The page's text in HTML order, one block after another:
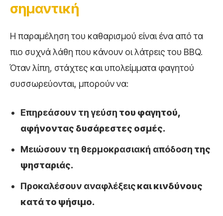
σημαντική
Η παραμέληση του καθαρισμού είναι ένα από τα
πιο συχνά λάθη που κάνουν οι λάτρεις του BBQ.
Όταν λίπη, στάχτες και υπολείμματα φαγητού
συσσωρεύονται, μπορούν να:
Επηρεάσουν τη γεύση του φαγητού,
αφήνοντας δυσάρεστες οσμές.
Μειώσουν τη θερμοκρασιακή απόδοση της
ψησταριάς.
Προκαλέσουν αναφλέξειςκαι κινδύνους
κατά το ψήσιμο.